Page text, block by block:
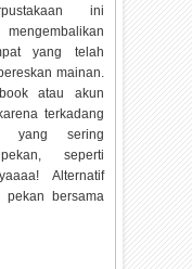
ini
yang telah
mainan.
atau akun
terkadang
yang sering
seperti
Alternatif
pekan bersama